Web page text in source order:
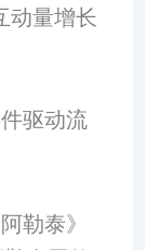
动量增长
驱动流
勒泰》